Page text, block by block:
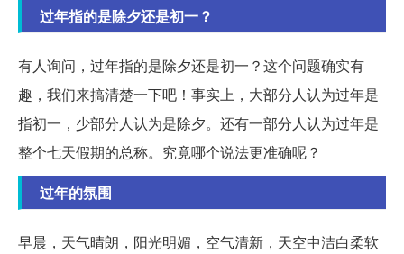
过年指的是除夕还是初一？
有人询问，过年指的是除夕还是初一？这个问题确实有
趣，我们来搞清楚一下吧！事实上，大部分人认为过年是
指初一，少部分人认为是除夕。还有一部分人认为过年是
整个七天假期的总称。究竟哪个说法更准确呢？
过年的氛围
早晨，天气晴朗，阳光明媚，空气清新，天空中洁白柔软